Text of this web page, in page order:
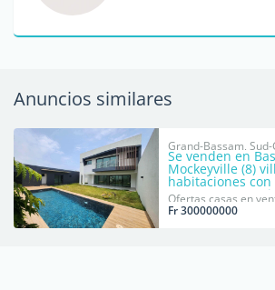
Anuncios similares
Grand-Bassam,
Se venden en
Mockeyville (8)
habitaciones
nueva
Ofertas casas en
Fr 300000000